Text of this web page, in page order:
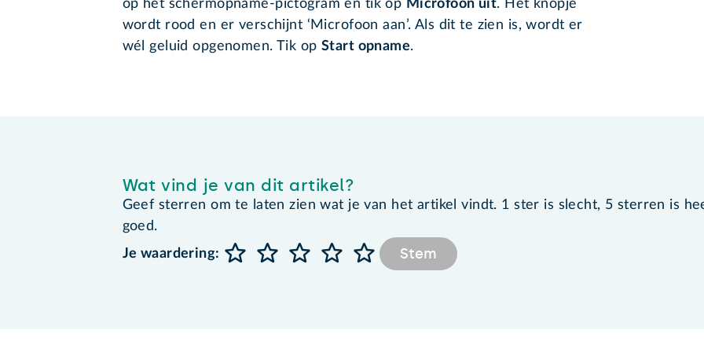
op het schermopname-pictogram en tik op Microfoon uit. Het knopje
wordt rood en er verschijnt ‘Microfoon aan’. Als dit te zien is, wordt er
wél geluid opgenomen. Tik op Start opname.
Wat vind je van dit artikel?
Geef sterren om te laten zien wat je van het artikel vindt. 1 ster is slecht, 5 sterren is
goed.
Je waardering:
Stem